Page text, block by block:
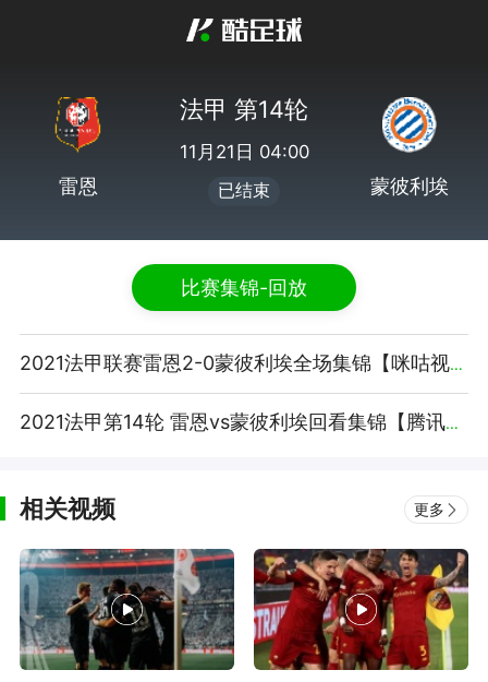
雷恩
法甲 第14轮
11月21日 04:00
已结束 蒙彼利埃
比赛集锦-回放
2021法甲联赛雷恩2-0蒙彼利埃全场集锦【咪咕视频】
2021法甲第14轮 雷恩vs蒙彼利埃回看集锦【腾讯视频】
相关视频 更多